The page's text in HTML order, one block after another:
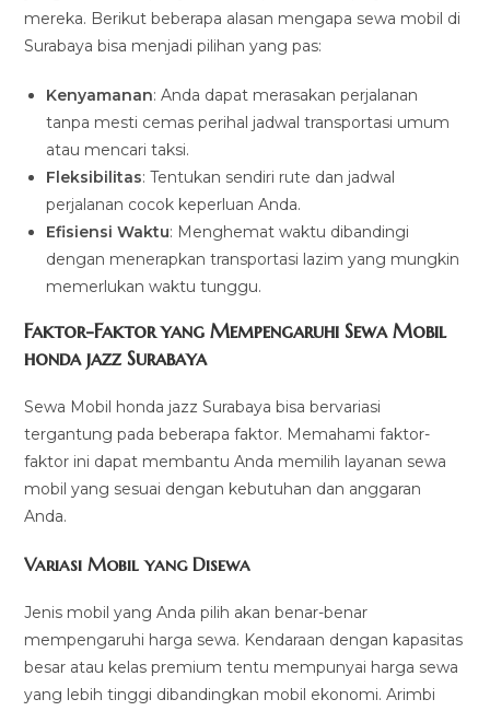
mereka. Berikut beberapa alasan mengapa sewa mobil di
Surabaya bisa menjadi pilihan yang pas:
Kenyamanan: Anda dapat merasakan perjalanan
tanpa mesti cemas perihal jadwal transportasi umum
atau mencari taksi.
Fleksibilitas: Tentukan sendiri rute dan jadwal
perjalanan cocok keperluan Anda.
Efisiensi Waktu: Menghemat waktu dibandingi
dengan menerapkan transportasi lazim yang mungkin
memerlukan waktu tunggu.
Faktor-Faktor yang Mempengaruhi Sewa Mobil
honda jazz Surabaya
Sewa Mobil honda jazz Surabaya bisa bervariasi
tergantung pada beberapa faktor. Memahami faktor-
faktor ini dapat membantu Anda memilih layanan sewa
mobil yang sesuai dengan kebutuhan dan anggaran
Anda.
Variasi Mobil yang Disewa
Jenis mobil yang Anda pilih akan benar-benar
mempengaruhi harga sewa. Kendaraan dengan kapasitas
besar atau kelas premium tentu mempunyai harga sewa
yang lebih tinggi dibandingkan mobil ekonomi. Arimbi